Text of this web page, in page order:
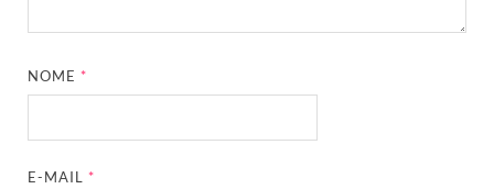
NOME*
E-MAIL*